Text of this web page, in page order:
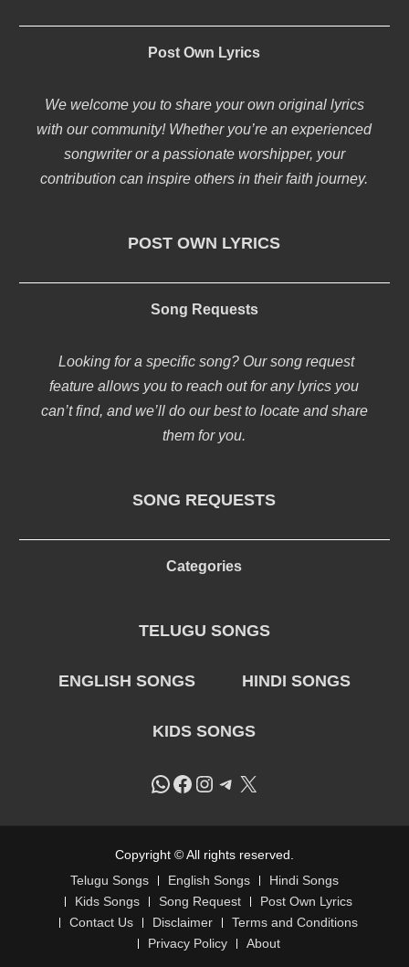
Post Own Lyrics
We welcome you to share your own original lyrics
with our community! Whether you’re an experienced
songwriter or a passionate worshipper, your
contribution can inspire others in their faith journey.
POST OWN LYRICS
Song Requests
Looking for a specific song? Our song request
feature allows you to reach out for any lyrics you
can’t find, and we’ll do our best to locate and share
them for you.
SONG REQUESTS
Categories
TELUGU SONGS
ENGLISH SONGS HINDI SONGS
KIDS SONGS
WhatsApp
Facebook
Instagram
Telegram
X
Copyright © All rights reserved.
Telugu Songs
English Songs
Hindi Songs
Kids Songs
Song Request
Post Own Lyrics
Contact Us
Disclaimer
Terms and Conditions
Privacy Policy
About